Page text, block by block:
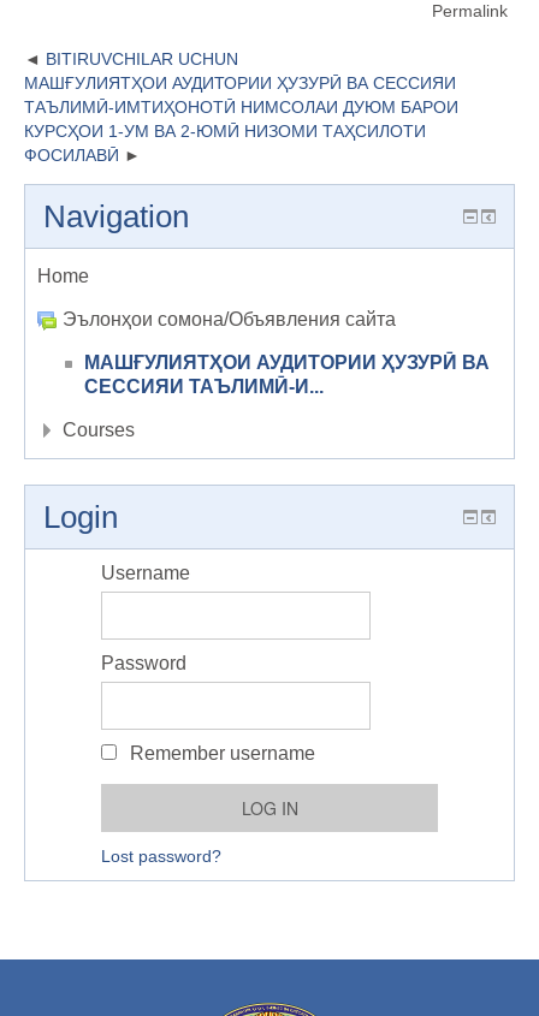
Permalink
BITIRUVCHILAR UCHUN
МАШҒУЛИЯТҲОИ АУДИТОРИИ ҲУЗУРӢ ВА СЕССИЯИ
ТАЪЛИМӢ-ИМТИҲОНОТӢ НИМСОЛАИ ДУЮМ БАРОИ
КУРСҲОИ 1-УМ ВА 2-ЮМӢ НИЗОМИ ТАҲСИЛОТИ
ФОСИЛАВӢ
Navigation
Home
Эълонҳои сомона/Объявления сайта
МАШҒУЛИЯТҲОИ АУДИТОРИИ ҲУЗУРӢ ВА
СЕССИЯИ ТАЪЛИМӢ-И...
Courses
Login
Username
Password
Remember username
Lost password?